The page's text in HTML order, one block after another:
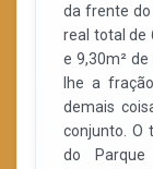
da frente
real total de
e 9,30m²
lhe a
demais
conjunto. O
do Parque